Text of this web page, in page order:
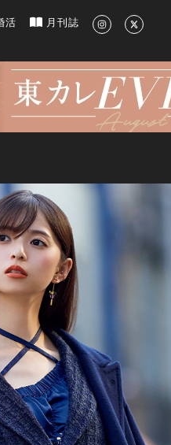
洗練されたライフスタイル情報
活 月刊誌